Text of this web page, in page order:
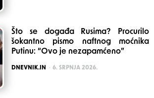
Što se događa Rusima? Procurilo
šokantno pismo naftnog moćnika
Putinu: “Ovo je nezapamćeno”
POSTED
DNEVNIK.IN 6. SRPNJA 2026.